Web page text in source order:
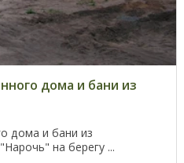
дома и бани из
дома и бани из
на берегу ...